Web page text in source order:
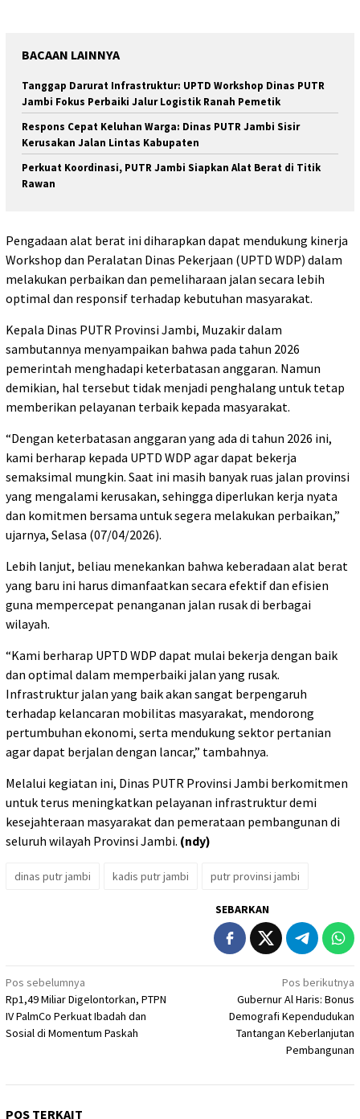
BACAAN LAINNYA
Tanggap Darurat Infrastruktur: UPTD Workshop Dinas PUTR
Jambi Fokus Perbaiki Jalur Logistik Ranah Pemetik
Respons Cepat Keluhan Warga: Dinas PUTR Jambi Sisir
Kerusakan Jalan Lintas Kabupaten
Perkuat Koordinasi, PUTR Jambi Siapkan Alat Berat di Titik
Rawan
Pengadaan alat berat ini diharapkan dapat mendukung kinerja
Workshop dan Peralatan Dinas Pekerjaan (UPTD WDP) dalam
melakukan perbaikan dan pemeliharaan jalan secara lebih
optimal dan responsif terhadap kebutuhan masyarakat.
Kepala Dinas PUTR Provinsi Jambi, Muzakir dalam
sambutannya menyampaikan bahwa pada tahun 2026
pemerintah menghadapi keterbatasan anggaran. Namun
demikian, hal tersebut tidak menjadi penghalang untuk tetap
memberikan pelayanan terbaik kepada masyarakat.
“Dengan keterbatasan anggaran yang ada di tahun 2026 ini,
kami berharap kepada UPTD WDP agar dapat bekerja
semaksimal mungkin. Saat ini masih banyak ruas jalan provinsi
yang mengalami kerusakan, sehingga diperlukan kerja nyata
dan komitmen bersama untuk segera melakukan perbaikan,”
ujarnya, Selasa (07/04/2026).
Lebih lanjut, beliau menekankan bahwa keberadaan alat berat
yang baru ini harus dimanfaatkan secara efektif dan efisien
guna mempercepat penanganan jalan rusak di berbagai
wilayah.
“Kami berharap UPTD WDP dapat mulai bekerja dengan baik
dan optimal dalam memperbaiki jalan yang rusak.
Infrastruktur jalan yang baik akan sangat berpengaruh
terhadap kelancaran mobilitas masyarakat, mendorong
pertumbuhan ekonomi, serta mendukung sektor pertanian
agar dapat berjalan dengan lancar,” tambahnya.
Melalui kegiatan ini, Dinas PUTR Provinsi Jambi berkomitmen
untuk terus meningkatkan pelayanan infrastruktur demi
kesejahteraan masyarakat dan pemerataan pembangunan di
seluruh wilayah Provinsi Jambi. (ndy)
dinas putr jambi kadis putr jambi putr provinsi jambi
SEBARKAN
Navigasi
pos
Pos sebelumnya
Rp1,49 Miliar Digelontorkan, PTPN
IV PalmCo Perkuat Ibadah dan
Sosial di Momentum Paskah
Pos berikutnya
Gubernur Al Haris: Bonus
Demografi Kependudukan
Tantangan Keberlanjutan
Pembangunan
POS TERKAIT